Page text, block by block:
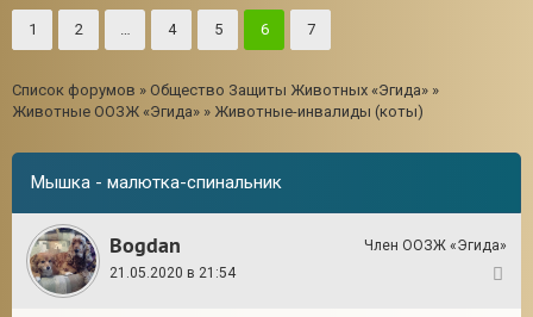
1 2 … 4 5 6 7
Список форумов » Общество Защиты Животных «Эгида» »
Животные ООЗЖ «Эгида» » Животные-инвалиды (коты)
Мышка - малютка-спинальник
Bogdan
Член ООЗЖ «Эгида»
21.05.2020 в 21:54